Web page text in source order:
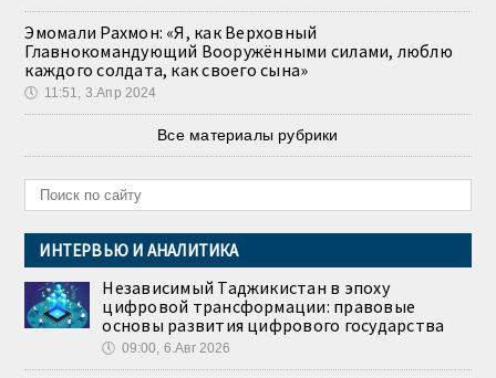
Эмомали Рахмон: «Я, как Верховный
Главнокомандующий Вооружёнными силами, люблю
каждого солдата, как своего сына»
🕔 11:51, 3.Апр 2024
Все материалы рубрики
ИНТЕРВЬЮ И АНАЛИТИКА
Независимый Таджикистан в эпоху
цифровой трансформации: правовые
основы развития цифрового государства
🕔 09:00, 6.Авг 2026